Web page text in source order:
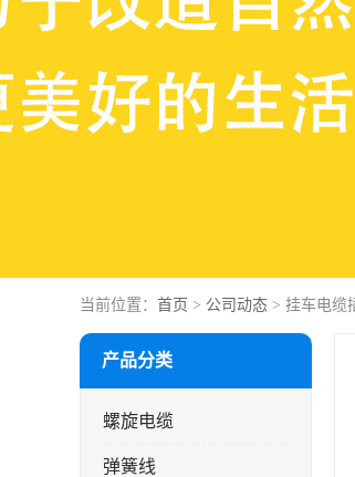
当前位置： 首页 > 公司动态 > 挂车电缆
产品分类
螺旋电缆
弹簧线